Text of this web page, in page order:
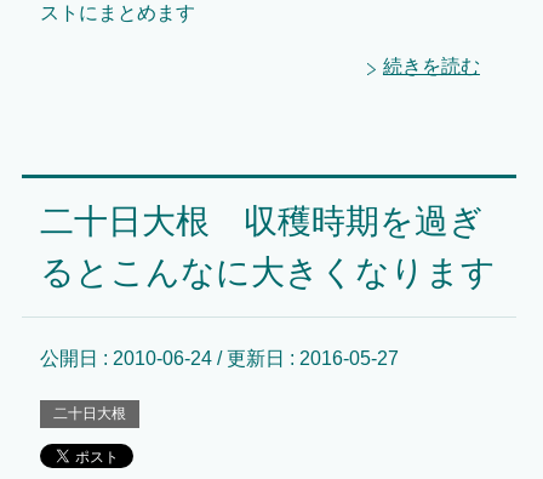
ストにまとめます
続きを読む
二十日大根 収穫時期を過ぎ
るとこんなに大きくなります
公開日 : 2010-06-24/ 更新日 : 2016-05-27
二十日大根